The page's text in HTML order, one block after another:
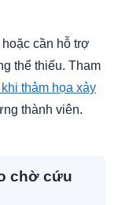
cần hỗ trợ
thể thiếu. Tham
thảm họa xảy
thành viên.
chờ cứu